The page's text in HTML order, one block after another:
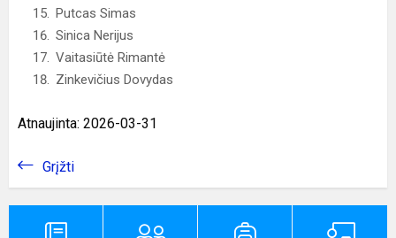
Putcas Simas
Sinica Nerijus
Vaitasiūtė Rimantė
Zinkevičius Dovydas
Atnaujinta: 2026-03-31
Grįžti